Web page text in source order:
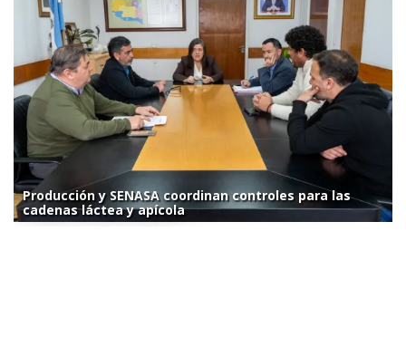
Producción y SENASA coordinan controles para las
cadenas láctea y apícola